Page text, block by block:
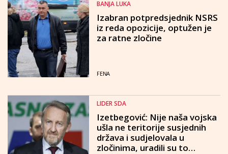
BANJA LUKA
Izabran potpredsjednik NSRS
iz reda opozicije, optužen je
za ratne zločine
FENA
LIDER SDA
Izetbegović: Nije naša vojska
ušla ne teritorije susjednih
država i sudjelovala u
zločinima, uradili su to